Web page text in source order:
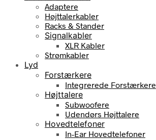
Adaptere
Højttalerkabler
Racks & Stander
Signalkabler
XLR Kabler
Strømkabler
Lyd
Forstærkere
Integrerede Forstærkere
Højttalere
Subwoofere
Udendørs Højttalere
Hovedtelefoner
In-Ear Hovedtelefoner